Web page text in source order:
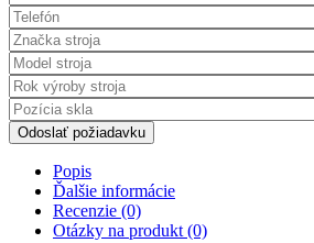
Odoslať požiadavku
Popis
Ďalšie informácie
Recenzie (0)
Otázky na produkt (0)